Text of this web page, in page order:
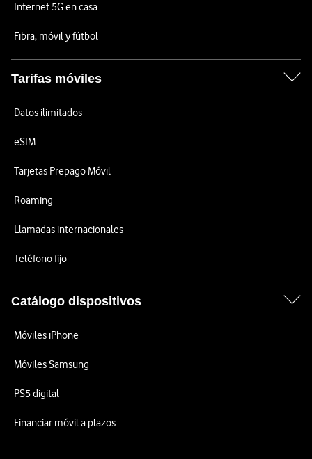
Internet 5G en casa
Fibra, móvil y fútbol
Tarifas móviles
Datos ilimitados
eSIM
Tarjetas Prepago Móvil
Roaming
Llamadas internacionales
Teléfono fijo
Catálogo dispositivos
Móviles iPhone
Móviles Samsung
PS5 digital
Financiar móvil a plazos